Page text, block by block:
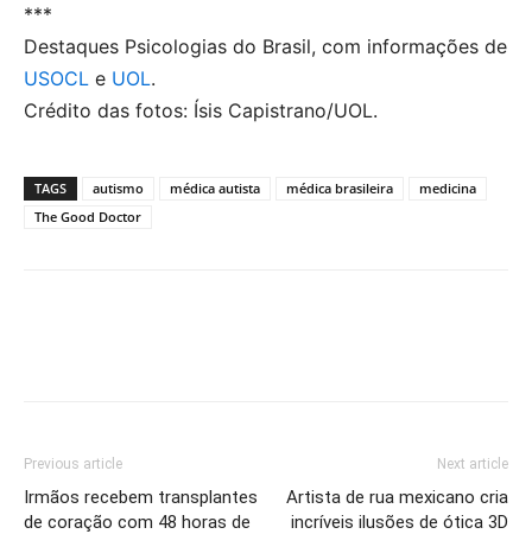
***
Destaques Psicologias do Brasil, com informações de
USOCL e UOL.
Crédito das fotos: Ísis Capistrano/UOL.
TAGS autismo médica autista médica brasileira
medicina
The Good Doctor
Previous article
Irmãos recebem transplantes
de coração com 48 horas de
Next article
Artista de rua mexicano cria
incríveis ilusões de ótica 3D